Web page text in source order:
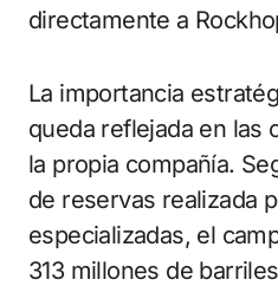
directamente a
La importancia
queda reflejada en las
la propia compañía.
de reservas realizada
especializadas, el
313 millones de